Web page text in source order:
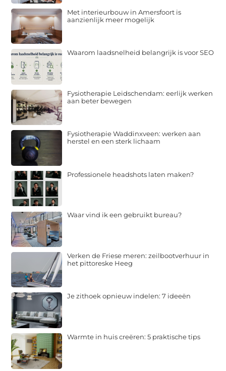
Met interieurbouw in Amersfoort is
aanzienlijk meer mogelijk
Waarom laadsnelheid belangrijk is voor SEO
Fysiotherapie Leidschendam: eerlijk werken
aan beter bewegen
Fysiotherapie Waddinxveen: werken aan
herstel en een sterk lichaam
Professionele headshots laten maken?
Waar vind ik een gebruikt bureau?
Verken de Friese meren: zeilbootverhuur in
het pittoreske Heeg
Je zithoek opnieuw indelen: 7 ideeën
Warmte in huis creëren: 5 praktische tips